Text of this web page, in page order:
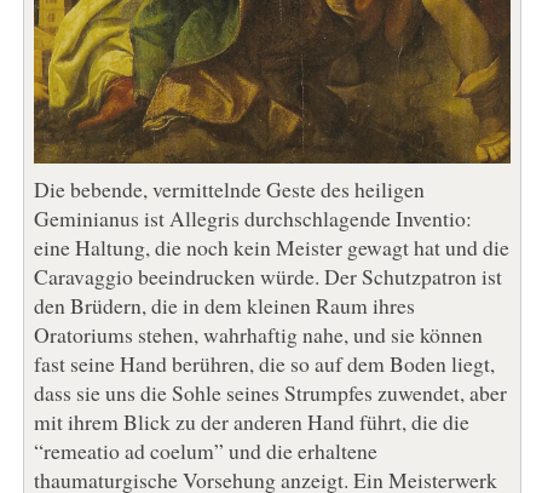
Die bebende, vermittelnde Geste des heiligen
Geminianus ist Allegris durchschlagende Inventio:
eine Haltung, die noch kein Meister gewagt hat und die
Caravaggio beeindrucken würde. Der Schutzpatron ist
den Brüdern, die in dem kleinen Raum ihres
Oratoriums stehen, wahrhaftig nahe, und sie können
fast seine Hand berühren, die so auf dem Boden liegt,
dass sie uns die Sohle seines Strumpfes zuwendet, aber
mit ihrem Blick zu der anderen Hand führt, die die
“remeatio ad coelum” und die erhaltene
thaumaturgische Vorsehung anzeigt. Ein Meisterwerk